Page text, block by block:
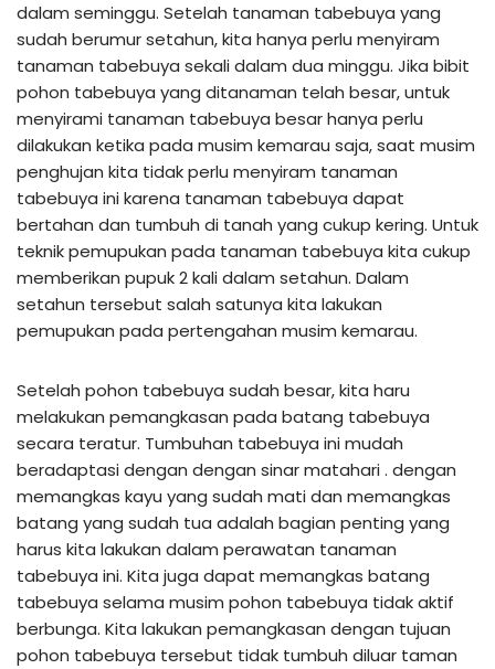
dalam seminggu. Setelah tanaman tabebuya yang
sudah berumur setahun, kita hanya perlu menyiram
tanaman tabebuya sekali dalam dua minggu. Jika bibit
pohon tabebuya yang ditanaman telah besar, untuk
menyirami tanaman tabebuya besar hanya perlu
dilakukan ketika pada musim kemarau saja, saat musim
penghujan kita tidak perlu menyiram tanaman
tabebuya ini karena tanaman tabebuya dapat
bertahan dan tumbuh di tanah yang cukup kering. Untuk
teknik pemupukan pada tanaman tabebuya kita cukup
memberikan pupuk 2 kali dalam setahun. Dalam
setahun tersebut salah satunya kita lakukan
pemupukan pada pertengahan musim kemarau.
Setelah pohon tabebuya sudah besar, kita haru
melakukan pemangkasan pada batang tabebuya
secara teratur. Tumbuhan tabebuya ini mudah
beradaptasi dengan dengan sinar matahari . dengan
memangkas kayu yang sudah mati dan memangkas
batang yang sudah tua adalah bagian penting yang
harus kita lakukan dalam perawatan tanaman
tabebuya ini. Kita juga dapat memangkas batang
tabebuya selama musim pohon tabebuya tidak aktif
berbunga. Kita lakukan pemangkasan dengan tujuan
pohon tabebuya tersebut tidak tumbuh diluar taman